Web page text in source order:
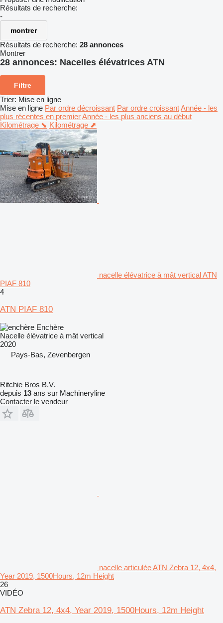
Résultats de recherche:
-
montrer
Résultats de recherche: 28 annonces
Montrer
28 annonces: Nacelles élévatrices ATN
Filtre
Trier: Mise en ligne
Mise en ligne Par ordre décroissant Par ordre croissantAnnée - les
plus récentes en premierAnnée - les plus anciens au début
Kilométrage ⬊ Kilométrage ⬈
nacelle élévatrice à mât vertical ATN
PIAF 810
4
ATN PIAF 810
Enchère
Nacelle élévatrice à mât vertical
2020
Pays-Bas, Zevenbergen
Ritchie Bros B.V.
depuis 13 ans sur Machineryline
Contacter le vendeur
nacelle articulée ATN Zebra 12, 4x4,
Year 2019, 1500Hours, 12m Height
26
VIDÉO
ATN Zebra 12, 4x4, Year 2019, 1500Hours, 12m Height